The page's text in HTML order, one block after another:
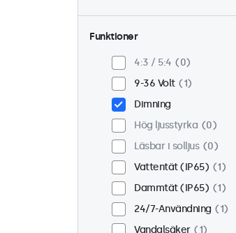
Funktioner
4:3 / 5:4
0
9-36 Volt
1
Dimning
Hög ljusstyrka
0
Läsbar i solljus
0
Vattentät (IP65)
1
Dammtät (IP65)
1
24/7-Användning
1
Vandalsäker
1